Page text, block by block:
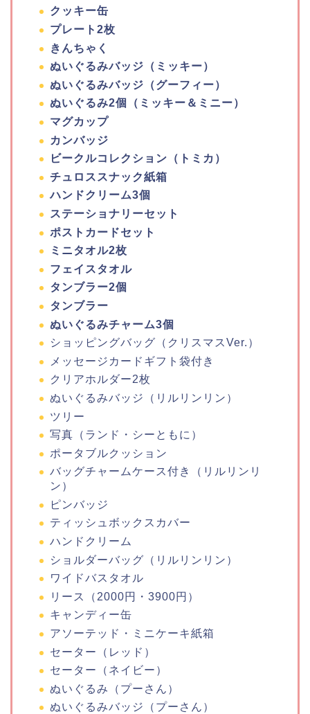
クッキー缶
プレート2枚
きんちゃく
ぬいぐるみバッジ（ミッキー）
ぬいぐるみバッジ（グーフィー）
ぬいぐるみ2個（ミッキー＆ミニー）
マグカップ
カンバッジ
ビークルコレクション（トミカ）
チュロススナック紙箱
ハンドクリーム3個
ステーショナリーセット
ポストカードセット
ミニタオル2枚
フェイスタオル
タンブラー2個
タンブラー
ぬいぐるみチャーム3個
ショッピングバッグ（クリスマスVer.）
メッセージカードギフト袋付き
クリアホルダー2枚
ぬいぐるみバッジ（リルリンリン）
ツリー
写真（ランド・シーともに）
ポータブルクッション
バッグチャームケース付き（リルリンリ
ン）
ピンバッジ
ティッシュボックスカバー
ハンドクリーム
ショルダーバッグ（リルリンリン）
ワイドバスタオル
リース（2000円・3900円）
キャンディー缶
アソーテッド・ミニケーキ紙箱
セーター（レッド）
セーター（ネイビー）
ぬいぐるみ（プーさん）
ぬいぐるみバッジ（プーさん）